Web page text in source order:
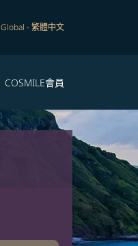
Global -繁體中文
COSMILE會員